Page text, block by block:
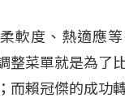
軟度、熱適應
整菜單就是為了
而賴冠傑的成功